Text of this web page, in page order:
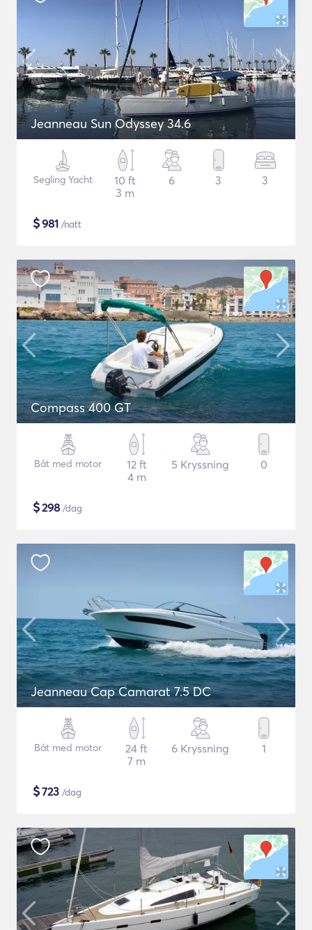
Jeanneau Sun Odyssey 34.6
Segling Yacht
10 ft
3 m
6 3 3
$981 /natt
Compass 400 GT
Båt med motor
12 ft
4 m
5 Kryssning 0
$298 /dag
Jeanneau Cap Camarat 7.5 DC
Båt med motor
24 ft
7 m
6 Kryssning 1
$723 /dag